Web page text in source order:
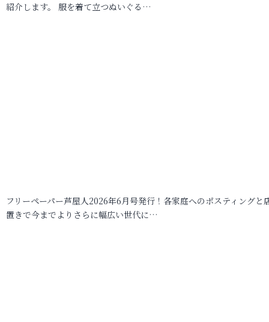
紹介します。 服を着て立つぬいぐる…
フリーペーパー芦屋人2026年6月号発行！各家庭へのポスティングと
置きで今までよりさらに幅広い世代に…